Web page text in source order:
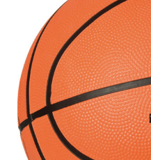
Versandarten
Kisus Katalog anfordern
Newsletter
Kontakt
Log In / Mein Konto
Products
search